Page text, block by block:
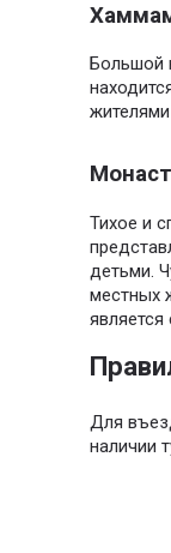
Большой
Тихое и
детьми.
местных
Для
наличии